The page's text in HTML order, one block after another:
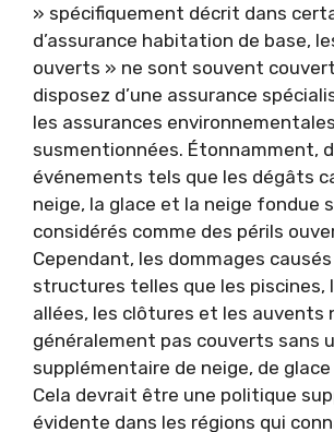
» spécifiquement décrit dans
d’assurance habitation de base,
ouverts » ne sont souvent
disposez d’une assurance
les assurances environnementales
susmentionnées. Étonnamment,
événements tels que les dégâts
neige, la glace et la neige fondue
considérés comme des périls
Cependant, les dommages
structures telles que les piscines,
allées, les clôtures et les auvents
généralement pas couverts sans
supplémentaire de neige, de glace
Cela devrait être une politique
évidente dans les régions qui